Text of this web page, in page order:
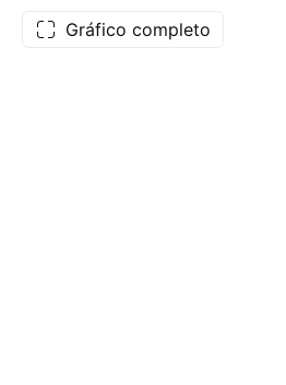
Gráfico completo